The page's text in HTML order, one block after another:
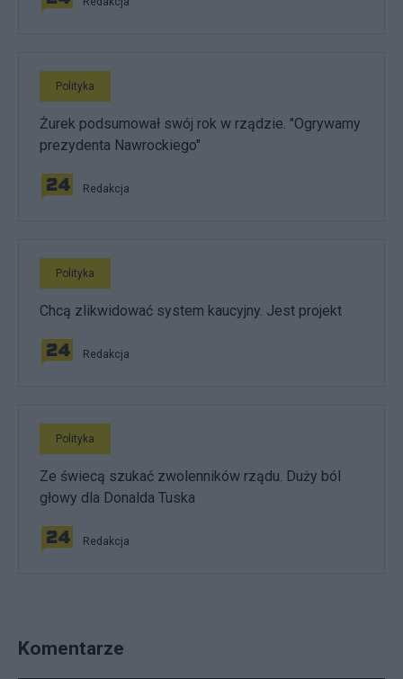
Polityka
Żurek podsumował swój rok w rządzie. "Ogrywamy
prezydenta Nawrockiego"
Redakcja
Polityka
Chcą zlikwidować system kaucyjny. Jest projekt
Redakcja
Polityka
Ze świecą szukać zwolenników rządu. Duży ból
głowy dla Donalda Tuska
Redakcja
Komentarze